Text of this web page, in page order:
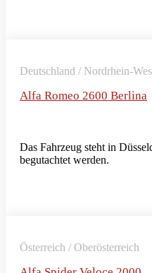
Deutschland / Nordrhein-
Alfa Romeo 2600 Berlina
Das Fahrzeug steht in
begutachtet werden.
Österreich / Oberösterreich